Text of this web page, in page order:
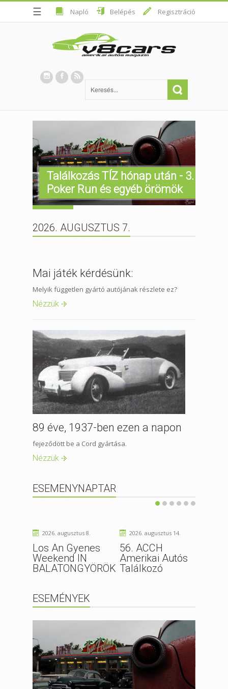
☰ Napló Belépés Regisztráció
Találkozás TÍZ hónap után - 3.
Poker Run és egyéb örömök
Poker Run bemelegítés
2026. AUGUSZTUS 7.
Mai játék kérdésünk:
Melyik független gyártó autójának részlete ez?
Nézzük
89 éve, 1937-ben ezen a napon
fejeződött be a Cord gyártása.
Nézzük
ESEMÉNYNAPTÁR
2026. augusztus 8.
Los An Gyenes
Weekend IN
BALATONGYÖRÖK
2026. augusztus 14.
56. ACCH
Amerikai Autós
Találkozó
ESEMÉNYEK